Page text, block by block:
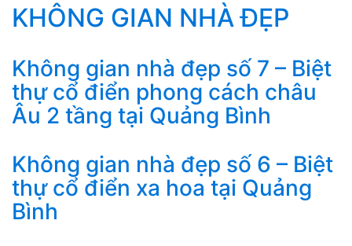
KHÔNG GIAN NHÀ ĐẸP
Không gian nhà đẹp số 7 – Biệt
thự cổ điển phong cách châu
Âu 2 tầng tại Quảng Bình
Không gian nhà đẹp số 6 – Biệt
thự cổ điển xa hoa tại Quảng
Bình